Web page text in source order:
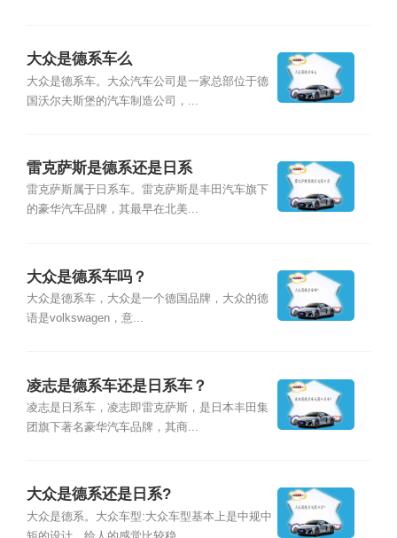
大众是德系车么
大众是德系车。大众汽车公司是一家总部位于德
国沃尔夫斯堡的汽车制造公司，...
雷克萨斯是德系还是日系
雷克萨斯属于日系车。雷克萨斯是丰田汽车旗下
的豪华汽车品牌，其最早在北美...
大众是德系车吗？
大众是德系车，大众是一个德国品牌，大众的德
语是volkswagen，意...
凌志是德系车还是日系车？
凌志是日系车，凌志即雷克萨斯，是日本丰田集
团旗下著名豪华汽车品牌，其商...
大众是德系还是日系?
大众是德系。大众车型:大众车型基本上是中规中